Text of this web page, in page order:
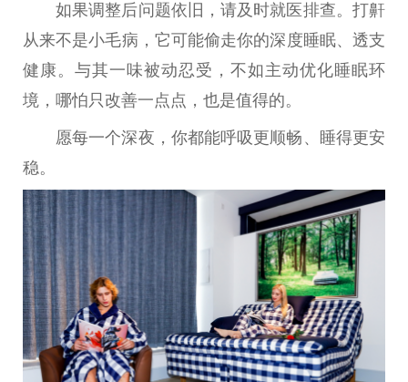
如果调整后问题依旧，请及时就医排查。打鼾
从来不是小毛病，它可能偷走你的深度睡眠、透支
健康。与其一味被动忍受，不如主动优化睡眠环
境，哪怕只改善一点点，也是值得的。
愿每一个深夜，你都能呼吸更顺畅、睡得更安
稳。